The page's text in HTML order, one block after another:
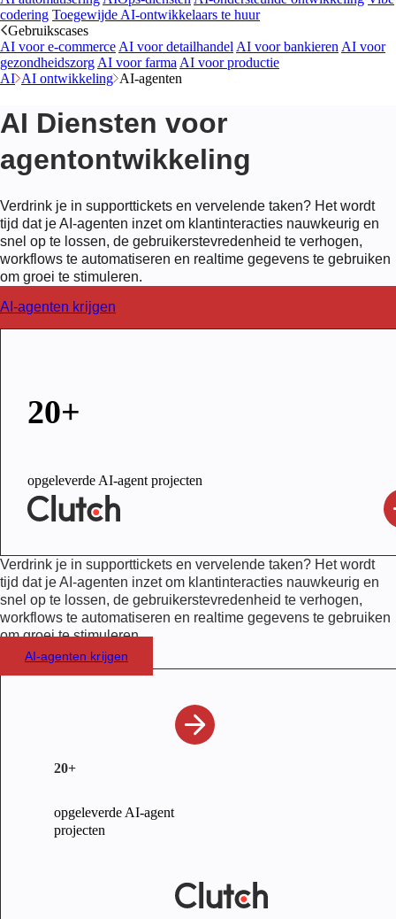
codering Toegewijde AI-ontwikkelaars te huur
Gebruikscases
AI voor e-commerce AI voor detailhandel AI voor bankieren AI voor
gezondheidszorg AI voor farma AI voor productie
AI AI ontwikkeling AI-agenten
AI Diensten voor
agentontwikkeling
Verdrink je in supporttickets en vervelende taken? Het wordt
tijd dat je AI-agenten inzet om klantinteracties nauwkeurig en
snel op te lossen, de gebruikerstevredenheid te verhogen,
workflows te automatiseren en realtime gegevens te gebruiken
om groei te stimuleren.
AI-agenten krijgen
20+
opgeleverde AI-agent projecten
Verdrink je in supporttickets en vervelende taken? Het wordt
tijd dat je AI-agenten inzet om klantinteracties nauwkeurig en
snel op te lossen, de gebruikerstevredenheid te verhogen,
workflows te automatiseren en realtime gegevens te gebruiken
om groei te stimuleren.
AI-agenten krijgen
20+
opgeleverde AI-agent
projecten